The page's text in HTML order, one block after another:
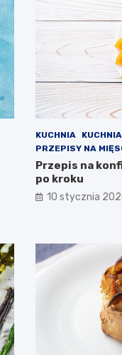
KUCHNIA
PRZEPISY NA
Przepis na
po kroku
10 stycznia